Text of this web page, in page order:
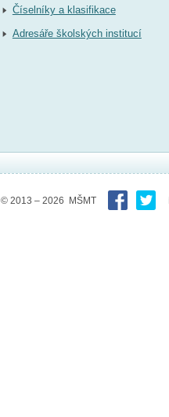
Číselníky a klasifikace
Adresáře školských institucí
© 2013 – 2026 MŠMT